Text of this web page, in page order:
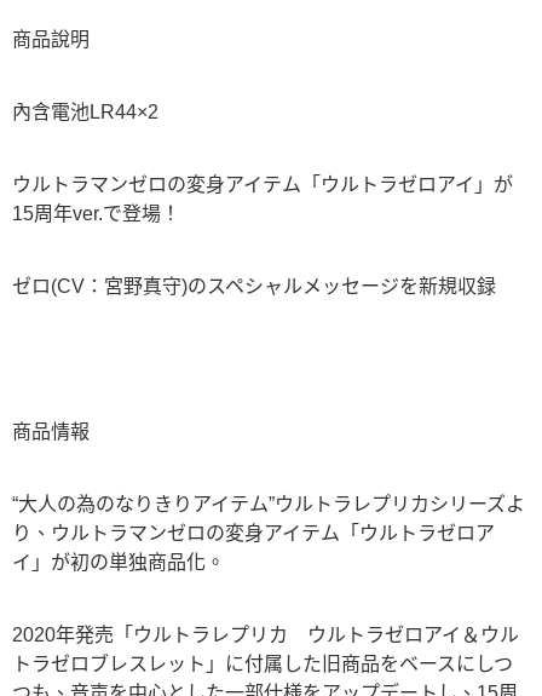
商品說明
內含電池LR44×2
ウルトラマンゼロの変身アイテム「ウルトラゼロアイ」が
15周年ver.で登場！
ゼロ(CV：宮野真守)のスペシャルメッセージを新規収録
商品情報
“大人の為のなりきりアイテム”ウルトラレプリカシリーズよ
り、ウルトラマンゼロの変身アイテム「ウルトラゼロア
イ」が初の単独商品化。
2020年発売「ウルトラレプリカ ウルトラゼロアイ＆ウル
トラゼロブレスレット」に付属した旧商品をベースにしつ